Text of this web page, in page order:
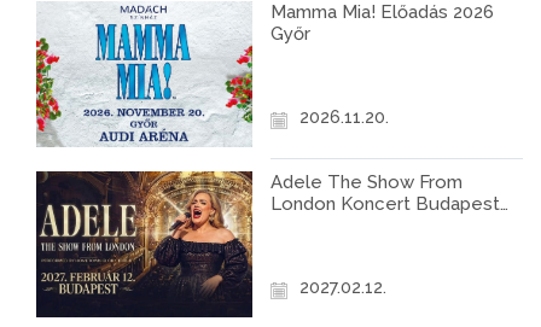
Mamma Mia! Előadás 2026
Győr
2026.11.20.
Adele The Show From
London Koncert Budapest
2027.02.12.